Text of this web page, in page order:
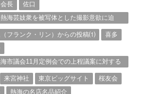
会長
佐口
海芸妓衆を被写体とした撮影意欲に迫
フランク・リン）からの投稿⑴
喜多
市議会11月定例会での上程議案に対する
来宮神社 東京ビッグサイト
桜友会
熱海の名店名品紹介